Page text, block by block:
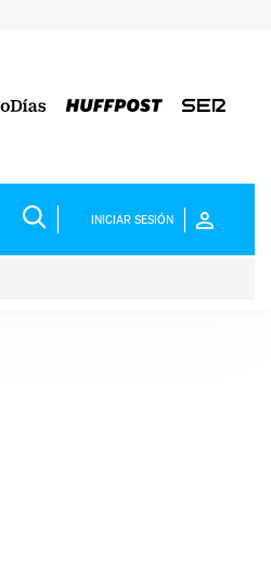
INICIAR SESIÓN